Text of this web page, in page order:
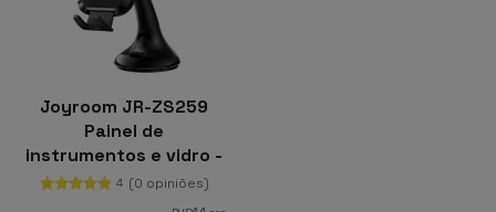
Joyroom JR-ZS259
Painel de
instrumentos e vidro -
Suporte de montagem
para automóvel
4 (0 opiniões)